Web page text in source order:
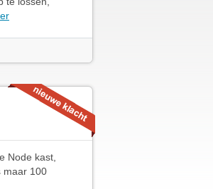
Node kast,
maar 100